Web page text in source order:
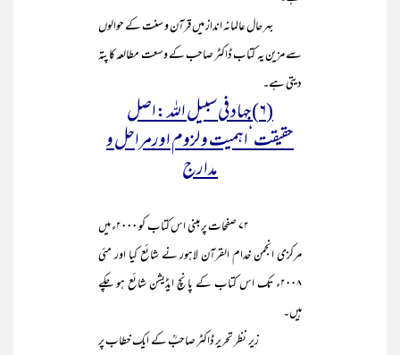
بہر حال عالمانہ انداز میں قرآن و سنت کے حوالوں
سے مزین یہ کتاب ڈاکٹر صاحب کے وسعت مطالعہ کا پتہ
دیتی ہے۔
(۶)جہاد فی سبیل اللہ :اصل
حقیقت‘اہمیت و لزوم اورمراحل و
مدارج
۷۲ صفحات پر مبنی اس کتاب کو ۲۰۰۰ء میں
مرکزی انجمن خدام القرآن لاہور نے شائع کیا اور مئی
۲۰۰۸ء تک اس کتاب کے پانچ ایڈیشن شائع ہو چکے
ہیں۔
زیر نظر تحریر ڈاکٹر صاحبؒ کے ایک خطاب پر